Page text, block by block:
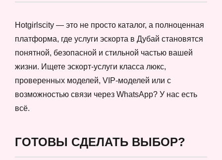
Hotgirlscity — это не просто каталог, а полноценная
платформа, где услуги эскорта в Дубай становятся
понятной, безопасной и стильной частью вашей
жизни. Ищете эскорт-услуги класса люкс,
проверенных моделей, VIP-моделей или с
возможностью связи через WhatsApp? У нас есть
всё.
ГОТОВЫ СДЕЛАТЬ ВЫБОР?